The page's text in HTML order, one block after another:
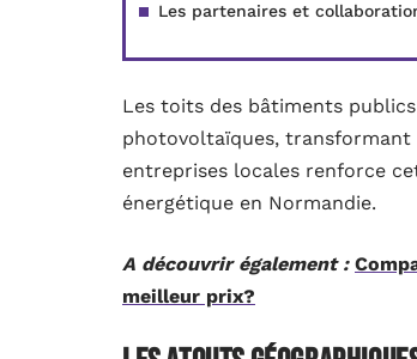
Les partenaires et
Les toits des bâtiments
photovoltaïques, transformant
entreprises locales renforce
énergétique en Normandie.
A découvrir également :
meilleur prix?